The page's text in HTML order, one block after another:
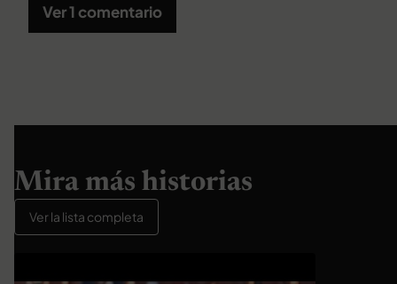
Ver 1 comentario
Mira más historias
Ver la lista completa